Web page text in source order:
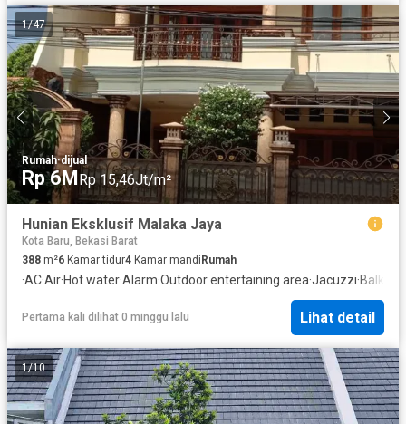
1/47
Rumah·dijual
Rp 6MRp 15,46Jt/m²
Hunian Eksklusif Malaka Jaya
Kota Baru, Bekasi Barat
388 m²6 Kamar tidur4 Kamar mandi Rumah
·AC·Air·Hot water·Alarm·Outdoor entertaining area·Jacuzzi·Balkon
Pertama kali dilihat 0 minggu lalu Lihat detail
1/10